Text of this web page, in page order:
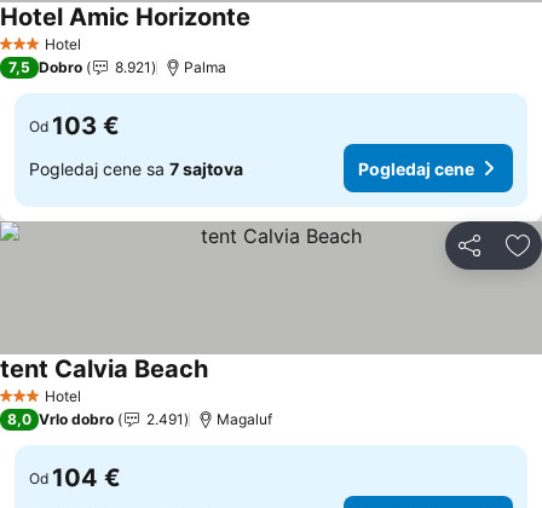
3 Zvezdice
Hotel
Hotel Amic Horizonte
7,5 Dobro 8.921 Palma
Od 103 €
Pogledaj cene sa 7 sajtova Pogledaj cene
Deli
3 Zvezdice
Hotel
tent Calvia BeachPogledaj cene
8,0 Vrlo dobro 2.491 Magaluf
Od 104 €